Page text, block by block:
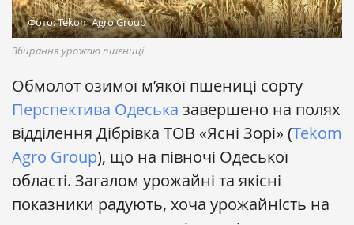
Фото: Tekom Agro Group
Збирання урожаю пшениці
Обмолот озимої м’якої пшениці сорту
Перспектива Одеська завершено на полях
відділення Дібрівка ТОВ «Ясні Зорі» (Tekom
Agro Group), що на півночі Одеської
області. Загалом урожайні та якісні
показники радують, хоча урожайність на